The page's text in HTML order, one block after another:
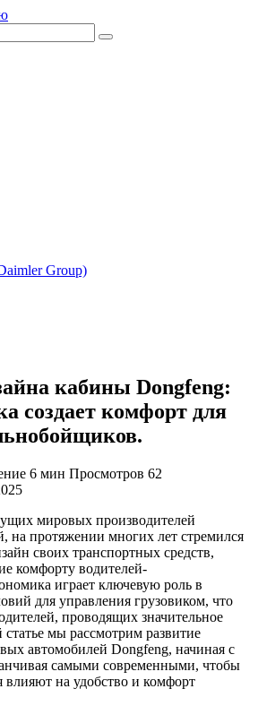
Group)
кабины Dongfeng:
создает комфорт для
6 мин Просмотров 62
мировых производителей
на протяжении многих лет стремился
своих транспортных средств,
комфорту водителей-
играет ключевую роль в
для управления грузовиком, что
проводящих значительное
мы рассмотрим развитие
автомобилей Dongfeng, начиная с
самыми современными, чтобы
влияют на удобство и комфорт